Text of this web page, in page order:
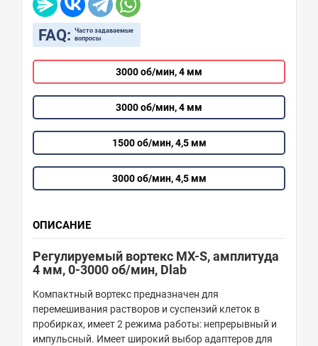
FAQ: Часто задаваемые
вопросы
3000 об/мин, 4 мм
3000 об/мин, 4 мм
1500 об/мин, 4,5 мм
3000 об/мин, 4,5 мм
ОПИСАНИЕ
Регулируемый вортекс MX-S, амплитуда
4 мм, 0-3000 об/мин, Dlab
Компактный вортекс предназначен для
перемешивания растворов и суспензий клеток в
пробирках, имеет 2 режима работы: непрерывный и
импульсный. Имеет широкий выбор адаптеров для